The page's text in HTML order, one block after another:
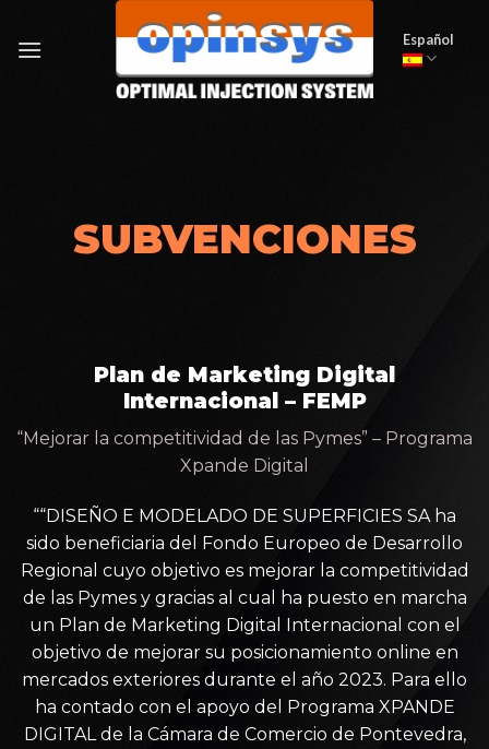
Español
SUBVENCIONES
Plan de Marketing Digital
Internacional – FEMP
“Mejorar la competitividad de las Pymes” – Programa
Xpande Digital
““DISEÑO E MODELADO DE SUPERFICIES SA ha
sido beneficiaria del Fondo Europeo de Desarrollo
Regional cuyo objetivo es mejorar la competitividad
de las Pymes y gracias al cual ha puesto en marcha
un Plan de Marketing Digital Internacional con el
objetivo de mejorar su posicionamiento online en
mercados exteriores durante el año 2023. Para ello
ha contado con el apoyo del Programa XPANDE
DIGITAL de la Cámara de Comercio de Pontevedra,